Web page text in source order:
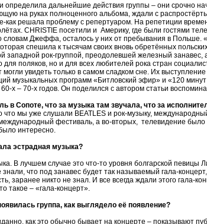
определила дальнейшие действия группы – они срочно
на руках полноценного альбома, ждали с
как решала проблему с репертуаром. На репетиции
CHRISTIE посетили и Америку, где были гостями
словам Джеффа, осталось у них от пребывания в Польше.
спешила к тысячам своих вновь обретённых
западной рок-группой, преодолевшей железный
для поляков, но и для всех любителей рока стран
увидеть только в самом сладком сне. Их
музыкальных программ «Битловский эфир» и «120
х – 70-х годов. Он поделился с автором статьи
в Сопоте, что за музыка там звучала, что за
что мы уже слушали BEATLES и рок-музыку,
фестиваль, а во-вторых, телевидение было
интересно.
эстрадная музыка?
В лучшем случае это что-то уровня болгарской певицы
что под занавес будет так называемый гала-
заранее никто не знал. И все всегда ждали этого гала-
такое – «гала-концерт».
группа, как выглядело её появление?
как это обычно бывает на концерте – показывают